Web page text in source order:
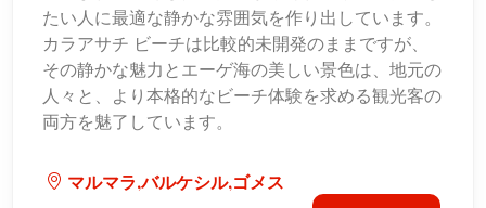
たい人に最適な静かな雰囲気を作り出しています。
カラアサチ ビーチは比較的未開発のままですが、
その静かな魅力とエーゲ海の美しい景色は、地元の
人々と、より本格的なビーチ体験を求める観光客の
両方を魅了しています。
マルマラ,バルケシル,ゴメス